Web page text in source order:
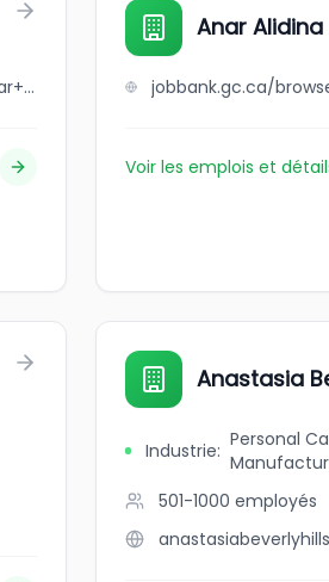
jobbank.gc.ca/browsejobs/employer/anar+a+alidina/ca
Anar
Voir les emplois et
Anastasia
Industrie: Personal
501-1000 employés